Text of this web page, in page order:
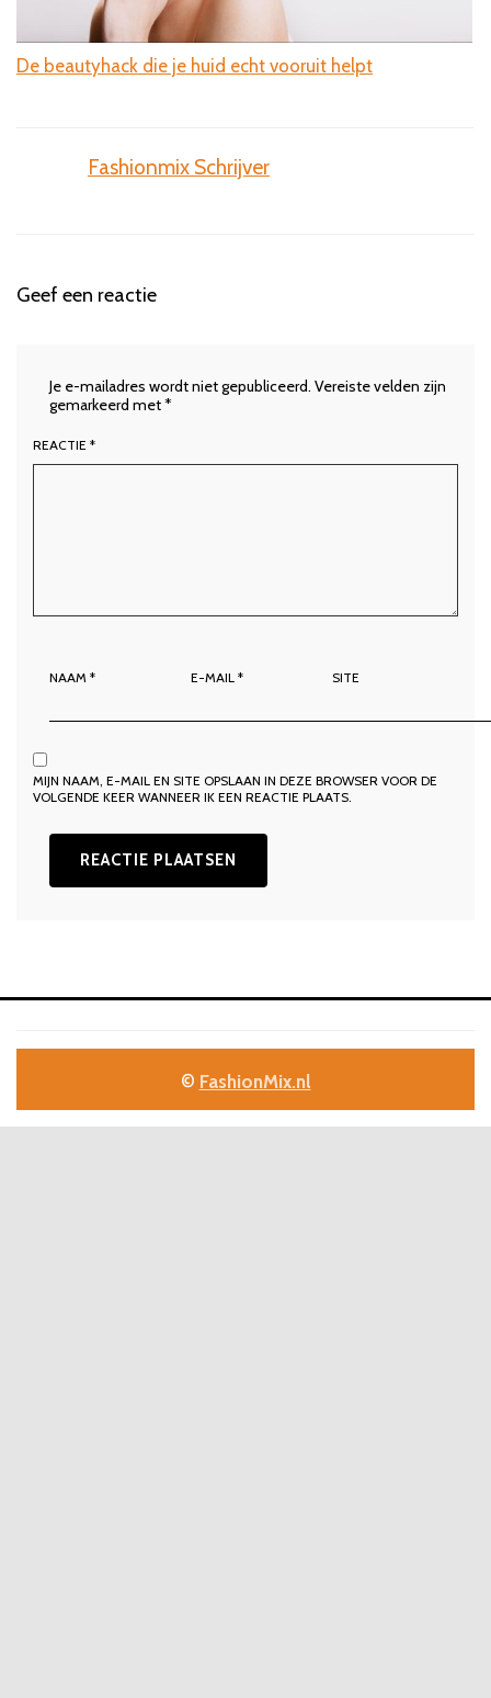
De beautyhack die je huid echt vooruit helpt
Fashionmix Schrijver
Geef een reactie
Je e-mailadres wordt niet gepubliceerd. Vereiste velden zijn
gemarkeerd met*
REACTIE *
NAAM * E-MAIL* SITE
MIJN NAAM, E-MAIL EN SITE OPSLAAN IN DEZE BROWSER VOOR DE
VOLGENDE KEER WANNEER IK EEN REACTIE PLAATS.
© FashionMix.nl